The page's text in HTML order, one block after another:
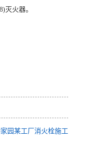
灭火器。
园某工厂消火栓施工